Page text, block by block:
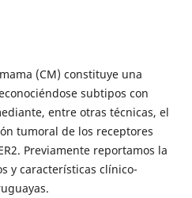
(CM) constituye una
subtipos con
entre otras técnicas, el
tumoral de los receptores
Previamente reportamos la
y características clínico-